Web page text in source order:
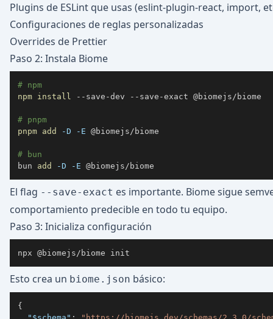
Plugins de ESLint que usas (eslint-plugin-react, import,
Configuraciones de reglas personalizadas
Overrides de Prettier
Paso 2: Instala Biome
# npm
npm install
# pnpm
pnpm add -D -E
# bun
bun add -D -E @biomejs/biome
El flag --save-exact es importante. Biome sigue
comportamiento predecible en todo tu equipo.
Paso 3: Inicializa configuración
npx @biomejs/biome init
Esto crea un biome.json básico:
{
"$schema" :
"https://biomejs.dev/schemas/2.3.0/